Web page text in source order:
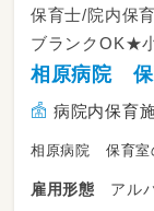
保育士/院内保
ブランクOK★
相原病院 保
病院内保育
相原病院 保育室
雇用形態
アル